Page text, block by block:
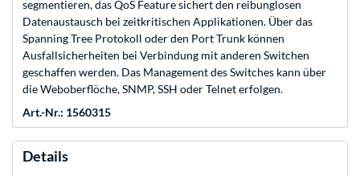
segmentieren, das QoS Feature sichert den reibunglosen
Datenaustausch bei zeitkritischen Applikationen. Über das
Spanning Tree Protokoll oder den Port Trunk können
Ausfallsicherheiten bei Verbindung mit anderen Switchen
geschaffen werden. Das Management des Switches kann über
die Weboberflöche, SNMP, SSH oder Telnet erfolgen.
Art.-Nr.: 1560315
Details